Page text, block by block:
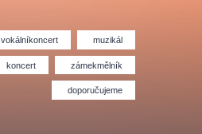
vokálníkoncert muzikál
koncert zámekmělník
doporučujeme
Filmový orchestr Praha
(FOP)